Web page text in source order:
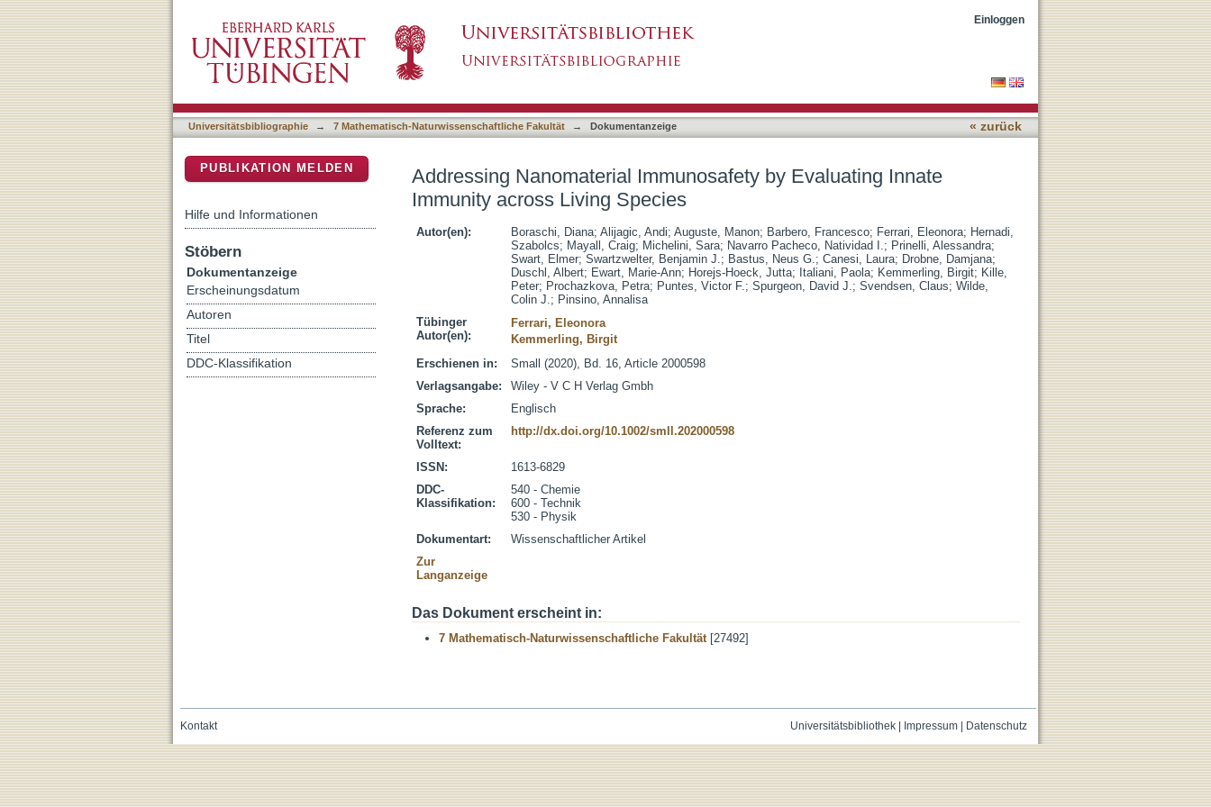
Addressing Nanomaterial Immunosafety by Evaluating Innate Immunity across Living SpeciesEinloggen
Universitätsbibliographie → 7 Mathematisch-Naturwissenschaftliche Fakultät → Dokumentanzeige « zurück
Addressing Nanomaterial Immunosafety by Evaluating Innate
Immunity across Living Species
Autor(en): Boraschi, Diana; Alijagic, Andi; Auguste, Manon; Barbero, Francesco; Ferrari, Eleonora; Hernadi,
Szabolcs; Mayall, Craig; Michelini, Sara; Navarro Pacheco, Natividad I.; Prinelli, Alessandra;
Swart, Elmer; Swartzwelter, Benjamin J.; Bastus, Neus G.; Canesi, Laura; Drobne, Damjana;
Duschl, Albert; Ewart, Marie-Ann; Horejs-Hoeck, Jutta; Italiani, Paola; Kemmerling, Birgit; Kille,
Peter; Prochazkova, Petra; Puntes, Victor F.; Spurgeon, David J.; Svendsen, Claus; Wilde,
Colin J.; Pinsino, Annalisa
Tübinger
Autor(en):
Ferrari, Eleonora
Kemmerling, Birgit
Erschienen in:
Small (2020), Bd. 16, Article 2000598
Verlagsangabe:
Wiley - V C H Verlag Gmbh
Sprache:
Englisch
Referenz zum
Volltext:
http://dx.doi.org/10.1002/smll.202000598
ISSN:
1613-6829
DDC-
Klassifikation:
540 - Chemie
600 - Technik
530 - Physik
Dokumentart:
Wissenschaftlicher Artikel
Zur
Langanzeige
Das Dokument erscheint in:
7 Mathematisch-Naturwissenschaftliche Fakultät[27492]
PUBLIKATION MELDEN
Hilfe und Informationen
Stöbern
Dokumentanzeige
Erscheinungsdatum
Autoren
Titel
DDC-Klassifikation
Universitätsbibliothek| Impressum| Datenschutz
Kontakt